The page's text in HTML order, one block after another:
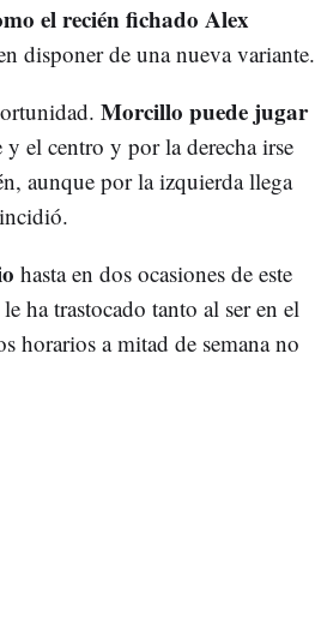
el recién fichado Alex
disponer de una nueva variante.
Morcillo puede jugar
el centro y por la derecha irse
aunque por la izquierda llega
hasta en dos ocasiones de este
ha trastocado tanto al ser en el
horarios a mitad de semana no